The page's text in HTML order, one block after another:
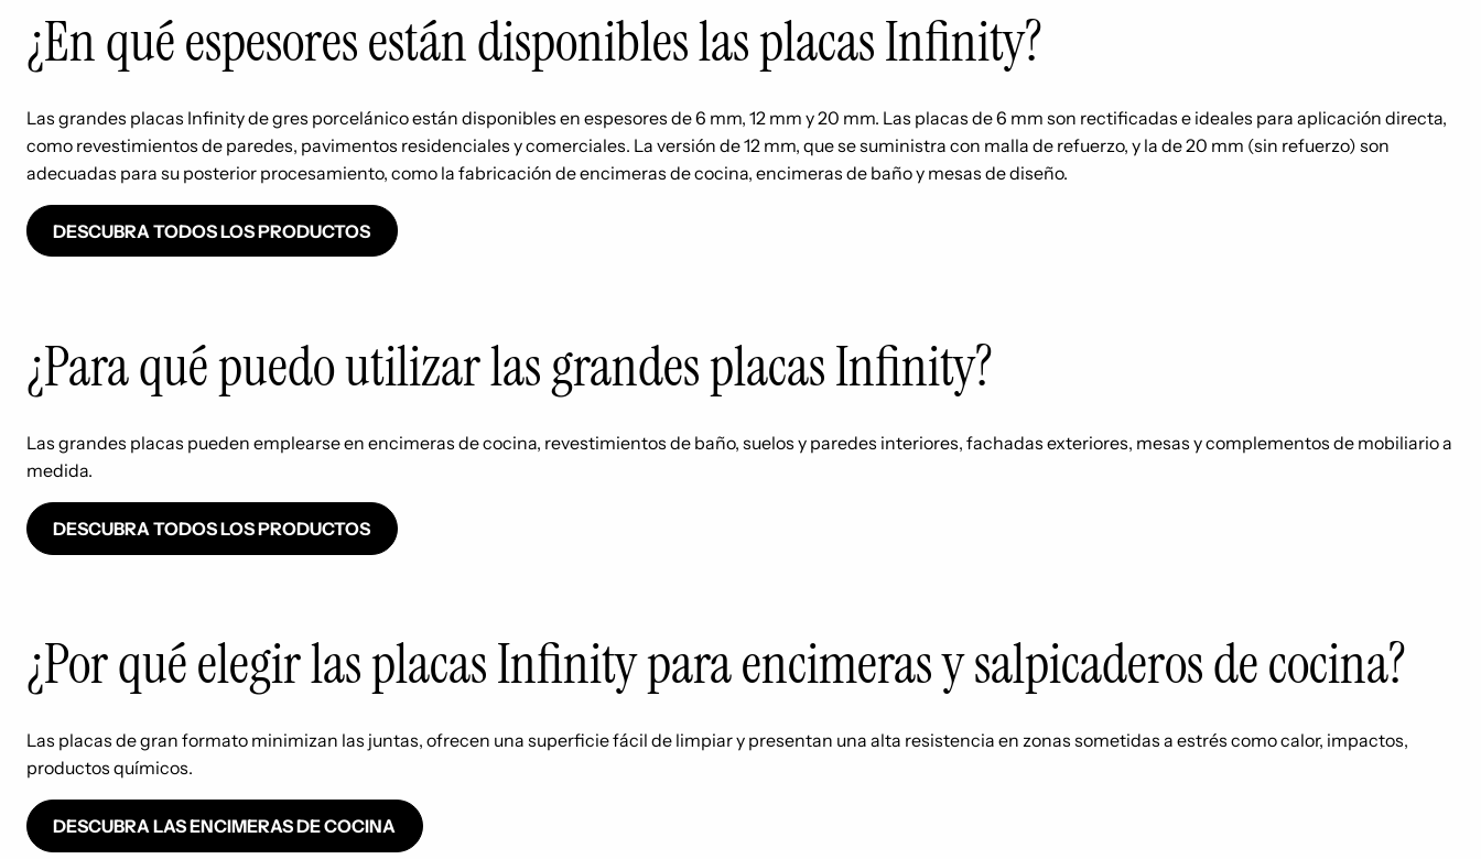
¿En qué espesores están disponibles las placas Infinity?
Las grandes placas Infinity de gres porcelánico están disponibles en espesores de 6 mm, 12 mm y 20 mm. Las placas de 6 mm son rectificadas e ideales para aplicación directa,
como revestimientos de paredes, pavimentos residenciales y comerciales. La versión de 12 mm, que se suministra con malla de refuerzo, y la de 20 mm (sin refuerzo) son
adecuadas para su posterior procesamiento, como la fabricación de encimeras de cocina, encimeras de baño y mesas de diseño.
DESCUBRA TODOS LOS PRODUCTOS
¿Para qué puedo utilizar las grandes placas Infinity?
Las grandes placas pueden emplearse en encimeras de cocina, revestimientos de baño, suelos y paredes interiores, fachadas exteriores, mesas y complementos de mobiliario a
medida.
DESCUBRA TODOS LOS PRODUCTOS
¿Por qué elegir las placas Infinity para encimeras y salpicaderos de cocina?
Las placas de gran formato minimizan las juntas, ofrecen una superficie fácil de limpiar y presentan una alta resistencia en zonas sometidas a estrés como calor, impactos,
productos químicos.
DESCUBRA LAS ENCIMERAS DE COCINA